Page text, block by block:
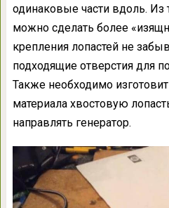
одинаковые части вдоль. Из
можно сделать более
крепления лопастей не
подходящие отверстия для
Также необходимо
материала хвостовую
направлять генератор.